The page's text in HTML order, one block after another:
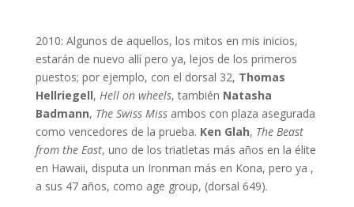
2010: Algunos de aquellos, los mitos en mis inicios,
estarán de nuevo allí pero ya, lejos de los primeros
puestos; por ejemplo, con el dorsal 32, Thomas
Hellriegell, Hell on wheels, también Natasha
Badmann, The Swiss Missambos con plaza asegurada
como vencedores de la prueba. Ken Glah, The Beast
from the East, uno de los triatletas más años en la élite
en Hawaii, disputa un Ironman más en Kona, pero ya ,
a sus 47 años, como age group, (dorsal 649).